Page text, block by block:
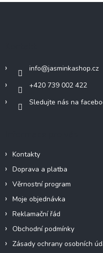
info@jasminkashop.cz
+420 739 002 422
Sledujte nás na
Kontakty
Doprava a platba
Věrnostní program
Moje objednávka
Reklamační řád
Obchodní podmínky
Zásady ochrany osobních